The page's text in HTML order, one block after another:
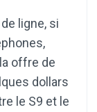
ligne, si
offre de
dollars
le S9 et le